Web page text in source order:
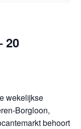
20
wekelijkse
Borgloon,
behoort